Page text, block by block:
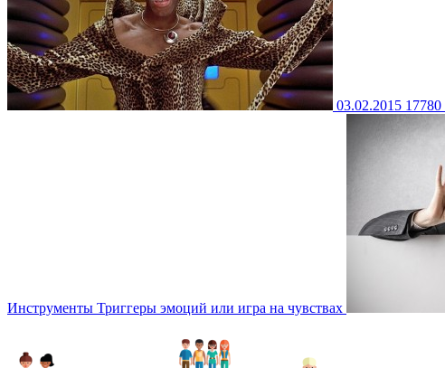
03.02.2015 17780
Инструменты Триггеры эмоций или игра на чувствах